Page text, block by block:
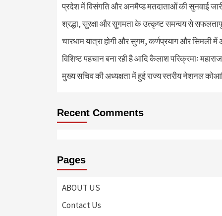
प्रदेश में विसंगति और अनमैप्ड मतदाताओं की सुनवाई
श्रद्धा, सुरक्षा और सुगमता के उत्कृष्ट समन्वय से
चारधाम यात्रा होगी और सुगम, कर्णप्रयाग और सिमली
विशिष्ट पहचान बना रही है आदि कैलाश परिक्रमाः महाराज
मुख्य सचिव की अध्यक्षता में हुई राज्य स्तरीय नेशनल
Recent Comments
Pages
ABOUT US
Contact Us